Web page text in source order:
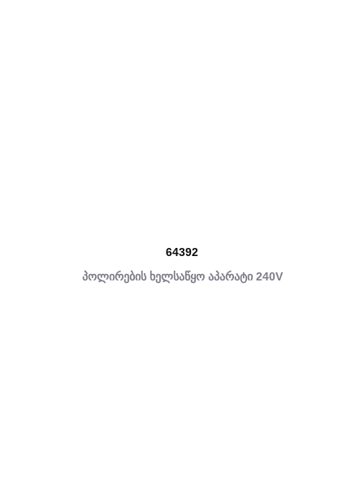
64392
პოლირების ხელსაწყო აპარატი 240V